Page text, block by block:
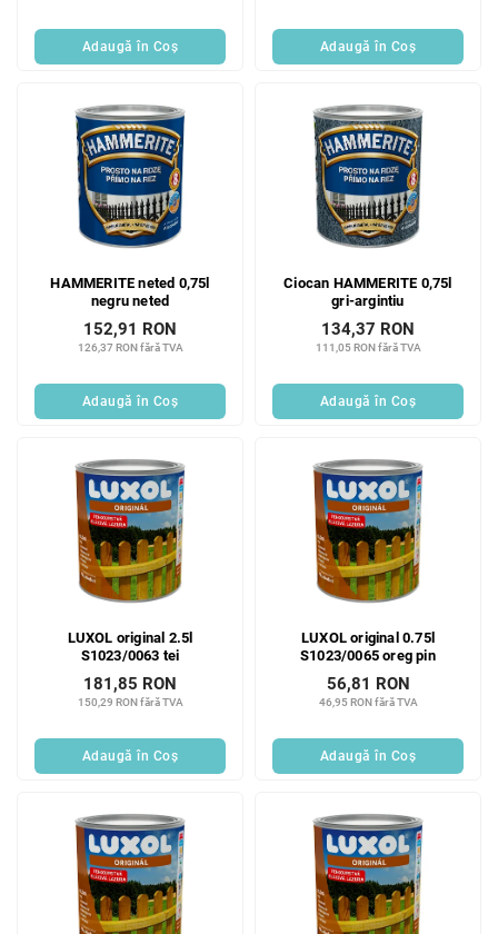
Adaugă în Coş Adaugă în Coş
HAMMERITE neted 0,75l
negru neted
126,37 RON fără TVA
152,91 RON
Adaugă în Coş
Ciocan HAMMERITE 0,75l
gri-argintiu
111,05 RON fără TVA
134,37 RON
Adaugă în Coş
LUXOL original 2.5l
S1023/0063 tei
150,29 RON fără TVA
181,85 RON
Adaugă în Coş
LUXOL original 0.75l
S1023/0065 oreg pin
46,95 RON fără TVA
56,81 RON
Adaugă în Coş